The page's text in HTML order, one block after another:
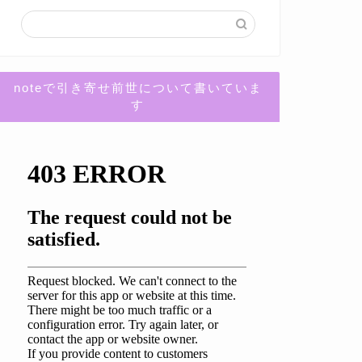
noteで引き寄せ前世について書いていま
す